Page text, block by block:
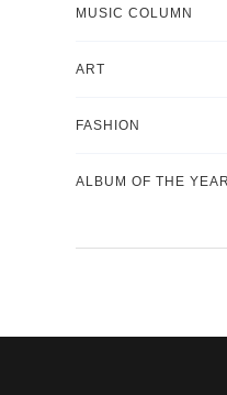
MUSIC COLUMN
ART
FASHION
ALBUM OF THE YEAR